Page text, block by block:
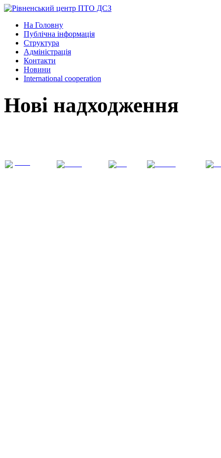
На Головну
Публічна інформація
Структура
Адміністрація
Контакти
Новини
International cooperation
Нові надходження